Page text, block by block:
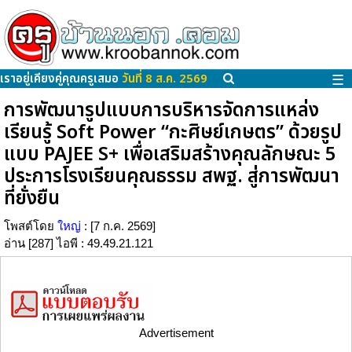
เราอยู่เคียงคู่คุณครูเสมอ วันที่ 8 ส.ค. 2569 ☰
การพัฒนารูปแบบการบริหารจัดการแหล่ง
เรียนรู้ Soft Power “กะศิษย์เกษตร” ด้วยรูป
แบบ PAJEE S+ เพื่อเสริมสร้างคุณลักษณะ 5
ประการโรงเรียนคุณธรรม สพฐ. สู่การพัฒนา
ที่ยั่งยืน
โพสต์โดย ใหญ่ : [7 ก.ค. 2569]
อ่าน [287] ไอพี : 49.49.21.121
Advertisement